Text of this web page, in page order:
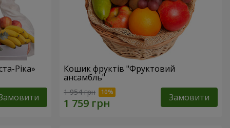
Ріка» Кошик фруктів "Фруктовий
ансамбль"
1 954 грн Замовити